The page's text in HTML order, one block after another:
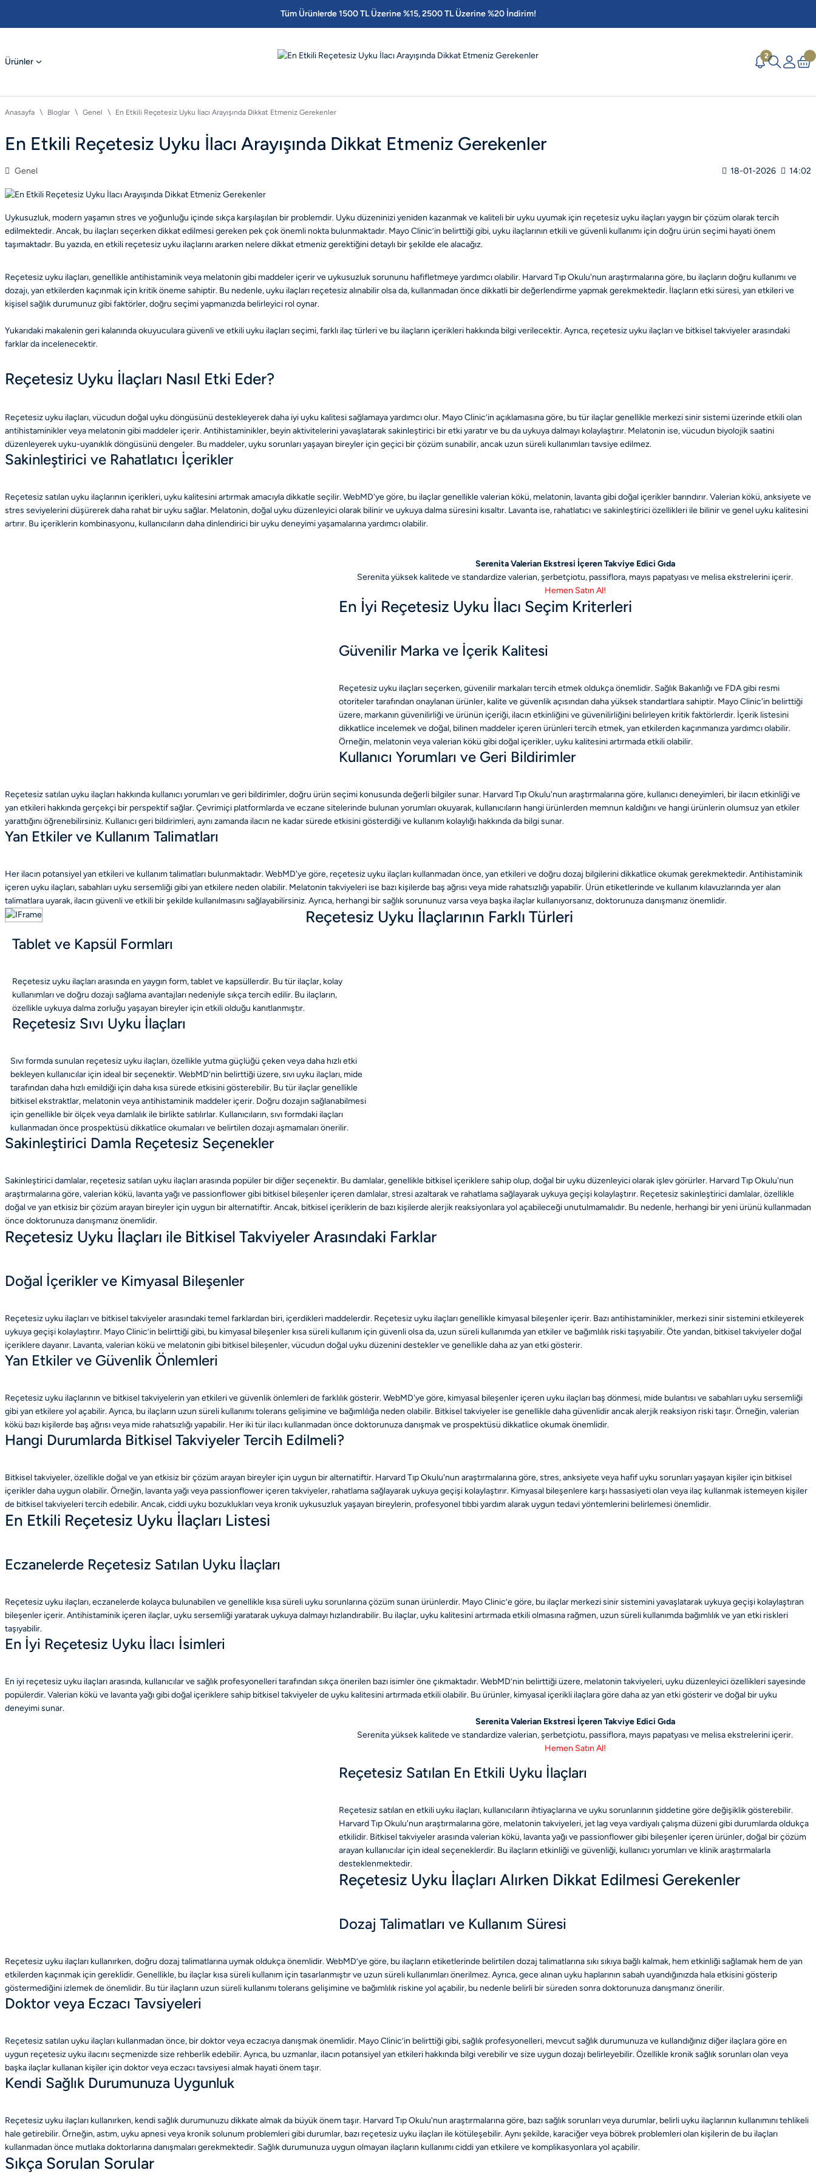
Tüm Ürünlerde 1500 TL Üzerine %15, 2500 TL Üzerine %20 İndirim!
Ürünler
2
Anasayfa Bloglar Genel En Etkili Reçetesiz Uyku İlacı Arayışında Dikkat Etmeniz Gerekenler
En Etkili Reçetesiz Uyku İlacı Arayışında Dikkat Etmeniz Gerekenler
Genel 18-01-2026 14:02
Uykusuzluk, modern yaşamın stres ve yoğunluğu içinde sıkça karşılaşılan bir problemdir. Uyku düzeninizi yeniden kazanmak ve kaliteli bir uyku uyumak için reçetesiz uyku ilaçları yaygın bir çözüm olarak tercih
edilmektedir. Ancak, bu ilaçları seçerken dikkat edilmesi gereken pek çok önemli nokta bulunmaktadır. Mayo Clinic’in belirttiği gibi, uyku ilaçlarının etkili ve güvenli kullanımı için doğru ürün seçimi hayati önem
taşımaktadır. Bu yazıda, en etkili reçetesiz uyku ilaçlarını ararken nelere dikkat etmeniz gerektiğini detaylı bir şekilde ele alacağız.
Reçetesiz uyku ilaçları, genellikle antihistaminik veya melatonin gibi maddeler içerir ve uykusuzluk sorununu hafifletmeye yardımcı olabilir. Harvard Tıp Okulu'nun araştırmalarına göre, bu ilaçların doğru kullanımı ve
dozajı, yan etkilerden kaçınmak için kritik öneme sahiptir. Bu nedenle, uyku ilaçları reçetesiz alınabilir olsa da, kullanmadan önce dikkatli bir değerlendirme yapmak gerekmektedir. İlaçların etki süresi, yan etkileri ve
kişisel sağlık durumunuz gibi faktörler, doğru seçimi yapmanızda belirleyici rol oynar.
Yukarıdaki makalenin geri kalanında okuyuculara güvenli ve etkili uyku ilaçları seçimi, farklı ilaç türleri ve bu ilaçların içerikleri hakkında bilgi verilecektir. Ayrıca, reçetesiz uyku ilaçları ve bitkisel takviyeler arasındaki
farklar da incelenecektir.
Reçetesiz Uyku İlaçları Nasıl Etki Eder?
Reçetesiz uyku ilaçları, vücudun doğal uyku döngüsünü destekleyerek daha iyi uyku kalitesi sağlamaya yardımcı olur. Mayo Clinic’in açıklamasına göre, bu tür ilaçlar genellikle merkezi sinir sistemi üzerinde etkili olan
antihistaminikler veya melatonin gibi maddeler içerir. Antihistaminikler, beyin aktivitelerini yavaşlatarak sakinleştirici bir etki yaratır ve bu da uykuya dalmayı kolaylaştırır. Melatonin ise, vücudun biyolojik saatini
düzenleyerek uyku-uyanıklık döngüsünü dengeler. Bu maddeler, uyku sorunları yaşayan bireyler için geçici bir çözüm sunabilir, ancak uzun süreli kullanımları tavsiye edilmez.
Sakinleştirici ve Rahatlatıcı İçerikler
Reçetesiz satılan uyku ilaçlarının içerikleri, uyku kalitesini artırmak amacıyla dikkatle seçilir. WebMD'ye göre, bu ilaçlar genellikle valerian kökü, melatonin, lavanta gibi doğal içerikler barındırır. Valerian kökü, anksiyete ve
stres seviyelerini düşürerek daha rahat bir uyku sağlar. Melatonin, doğal uyku düzenleyici olarak bilinir ve uykuya dalma süresini kısaltır. Lavanta ise, rahatlatıcı ve sakinleştirici özellikleri ile bilinir ve genel uyku kalitesini
artırır. Bu içeriklerin kombinasyonu, kullanıcıların daha dinlendirici bir uyku deneyimi yaşamalarına yardımcı olabilir.
Serenita Valerian Ekstresi İçeren Takviye Edici Gıda
Serenita yüksek kalitede ve standardize valerian, şerbetçiotu, passiflora, mayıs papatyası ve melisa ekstrelerini içerir.
Hemen Satın Al!
En İyi Reçetesiz Uyku İlacı Seçim Kriterleri
Güvenilir Marka ve İçerik Kalitesi
Reçetesiz uyku ilaçları seçerken, güvenilir markaları tercih etmek oldukça önemlidir. Sağlık Bakanlığı ve FDA gibi resmi
otoriteler tarafından onaylanan ürünler, kalite ve güvenlik açısından daha yüksek standartlara sahiptir. Mayo Clinic'in belirttiği
üzere, markanın güvenilirliği ve ürünün içeriği, ilacın etkinliğini ve güvenilirliğini belirleyen kritik faktörlerdir. İçerik listesini
dikkatlice incelemek ve doğal, bilinen maddeler içeren ürünleri tercih etmek, yan etkilerden kaçınmanıza yardımcı olabilir.
Örneğin, melatonin veya valerian kökü gibi doğal içerikler, uyku kalitesini artırmada etkili olabilir.
Kullanıcı Yorumları ve Geri Bildirimler
Reçetesiz satılan uyku ilaçları hakkında kullanıcı yorumları ve geri bildirimler, doğru ürün seçimi konusunda değerli bilgiler sunar. Harvard Tıp Okulu'nun araştırmalarına göre, kullanıcı deneyimleri, bir ilacın etkinliği ve
yan etkileri hakkında gerçekçi bir perspektif sağlar. Çevrimiçi platformlarda ve eczane sitelerinde bulunan yorumları okuyarak, kullanıcıların hangi ürünlerden memnun kaldığını ve hangi ürünlerin olumsuz yan etkiler
yarattığını öğrenebilirsiniz. Kullanıcı geri bildirimleri, aynı zamanda ilacın ne kadar sürede etkisini gösterdiği ve kullanım kolaylığı hakkında da bilgi sunar.
Yan Etkiler ve Kullanım Talimatları
Her ilacın potansiyel yan etkileri ve kullanım talimatları bulunmaktadır. WebMD'ye göre, reçetesiz uyku ilaçları kullanmadan önce, yan etkileri ve doğru dozaj bilgilerini dikkatlice okumak gerekmektedir. Antihistaminik
içeren uyku ilaçları, sabahları uyku sersemliği gibi yan etkilere neden olabilir. Melatonin takviyeleri ise bazı kişilerde baş ağrısı veya mide rahatsızlığı yapabilir. Ürün etiketlerinde ve kullanım kılavuzlarında yer alan
talimatlara uyarak, ilacın güvenli ve etkili bir şekilde kullanılmasını sağlayabilirsiniz. Ayrıca, herhangi bir sağlık sorununuz varsa veya başka ilaçlar kullanıyorsanız, doktorunuza danışmanız önemlidir.
Reçetesiz Uyku İlaçlarının Farklı Türleri
Tablet ve Kapsül Formları
Reçetesiz uyku ilaçları arasında en yaygın form, tablet ve kapsüllerdir. Bu tür ilaçlar, kolay
kullanımları ve doğru dozajı sağlama avantajları nedeniyle sıkça tercih edilir. Bu ilaçların,
özellikle uykuya dalma zorluğu yaşayan bireyler için etkili olduğu kanıtlanmıştır.
Reçetesiz Sıvı Uyku İlaçları
Sıvı formda sunulan reçetesiz uyku ilaçları, özellikle yutma güçlüğü çeken veya daha hızlı etki
bekleyen kullanıcılar için ideal bir seçenektir. WebMD’nin belirttiği üzere, sıvı uyku ilaçları, mide
tarafından daha hızlı emildiği için daha kısa sürede etkisini gösterebilir. Bu tür ilaçlar genellikle
bitkisel ekstraktlar, melatonin veya antihistaminik maddeler içerir. Doğru dozajın sağlanabilmesi
için genellikle bir ölçek veya damlalık ile birlikte satılırlar. Kullanıcıların, sıvı formdaki ilaçları
kullanmadan önce prospektüsü dikkatlice okumaları ve belirtilen dozajı aşmamaları önerilir.
Sakinleştirici Damla Reçetesiz Seçenekler
Sakinleştirici damlalar, reçetesiz satılan uyku ilaçları arasında popüler bir diğer seçenektir. Bu damlalar, genellikle bitkisel içeriklere sahip olup, doğal bir uyku düzenleyici olarak işlev görürler. Harvard Tıp Okulu'nun
araştırmalarına göre, valerian kökü, lavanta yağı ve passionflower gibi bitkisel bileşenler içeren damlalar, stresi azaltarak ve rahatlama sağlayarak uykuya geçişi kolaylaştırır. Reçetesiz sakinleştirici damlalar, özellikle
doğal ve yan etkisiz bir çözüm arayan bireyler için uygun bir alternatiftir. Ancak, bitkisel içeriklerin de bazı kişilerde alerjik reaksiyonlara yol açabileceği unutulmamalıdır. Bu nedenle, herhangi bir yeni ürünü kullanmadan
önce doktorunuza danışmanız önemlidir.
Reçetesiz Uyku İlaçları ile Bitkisel Takviyeler Arasındaki Farklar
Doğal İçerikler ve Kimyasal Bileşenler
Reçetesiz uyku ilaçları ve bitkisel takviyeler arasındaki temel farklardan biri, içerdikleri maddelerdir. Reçetesiz uyku ilaçları genellikle kimyasal bileşenler içerir. Bazı antihistaminikler, merkezi sinir sistemini etkileyerek
uykuya geçişi kolaylaştırır. Mayo Clinic’in belirttiği gibi, bu kimyasal bileşenler kısa süreli kullanım için güvenli olsa da, uzun süreli kullanımda yan etkiler ve bağımlılık riski taşıyabilir. Öte yandan, bitkisel takviyeler doğal
içeriklere dayanır. Lavanta, valerian kökü ve melatonin gibi bitkisel bileşenler, vücudun doğal uyku düzenini destekler ve genellikle daha az yan etki gösterir.
Yan Etkiler ve Güvenlik Önlemleri
Reçetesiz uyku ilaçlarının ve bitkisel takviyelerin yan etkileri ve güvenlik önlemleri de farklılık gösterir. WebMD'ye göre, kimyasal bileşenler içeren uyku ilaçları baş dönmesi, mide bulantısı ve sabahları uyku sersemliği
gibi yan etkilere yol açabilir. Ayrıca, bu ilaçların uzun süreli kullanımı tolerans gelişimine ve bağımlılığa neden olabilir. Bitkisel takviyeler ise genellikle daha güvenlidir ancak alerjik reaksiyon riski taşır. Örneğin, valerian
kökü bazı kişilerde baş ağrısı veya mide rahatsızlığı yapabilir. Her iki tür ilacı kullanmadan önce doktorunuza danışmak ve prospektüsü dikkatlice okumak önemlidir.
Hangi Durumlarda Bitkisel Takviyeler Tercih Edilmeli?
Bitkisel takviyeler, özellikle doğal ve yan etkisiz bir çözüm arayan bireyler için uygun bir alternatiftir. Harvard Tıp Okulu'nun araştırmalarına göre, stres, anksiyete veya hafif uyku sorunları yaşayan kişiler için bitkisel
içerikler daha uygun olabilir. Örneğin, lavanta yağı veya passionflower içeren takviyeler, rahatlama sağlayarak uykuya geçişi kolaylaştırır. Kimyasal bileşenlere karşı hassasiyeti olan veya ilaç kullanmak istemeyen kişiler
de bitkisel takviyeleri tercih edebilir. Ancak, ciddi uyku bozuklukları veya kronik uykusuzluk yaşayan bireylerin, profesyonel tıbbi yardım alarak uygun tedavi yöntemlerini belirlemesi önemlidir.
En Etkili Reçetesiz Uyku İlaçları Listesi
Eczanelerde Reçetesiz Satılan Uyku İlaçları
Reçetesiz uyku ilaçları, eczanelerde kolayca bulunabilen ve genellikle kısa süreli uyku sorunlarına çözüm sunan ürünlerdir. Mayo Clinic’e göre, bu ilaçlar merkezi sinir sistemini yavaşlatarak uykuya geçişi kolaylaştıran
bileşenler içerir. Antihistaminik içeren ilaçlar, uyku sersemliği yaratarak uykuya dalmayı hızlandırabilir. Bu ilaçlar, uyku kalitesini artırmada etkili olmasına rağmen, uzun süreli kullanımda bağımlılık ve yan etki riskleri
taşıyabilir.
En İyi Reçetesiz Uyku İlacı İsimleri
En iyi reçetesiz uyku ilaçları arasında, kullanıcılar ve sağlık profesyonelleri tarafından sıkça önerilen bazı isimler öne çıkmaktadır. WebMD’nin belirttiği üzere, melatonin takviyeleri, uyku düzenleyici özellikleri sayesinde
popülerdir. Valerian kökü ve lavanta yağı gibi doğal içeriklere sahip bitkisel takviyeler de uyku kalitesini artırmada etkili olabilir. Bu ürünler, kimyasal içerikli ilaçlara göre daha az yan etki gösterir ve doğal bir uyku
deneyimi sunar.
Serenita Valerian Ekstresi İçeren Takviye Edici Gıda
Serenita yüksek kalitede ve standardize valerian, şerbetçiotu, passiflora, mayıs papatyası ve melisa ekstrelerini içerir.
Hemen Satın Al!
Reçetesiz Satılan En Etkili Uyku İlaçları
Reçetesiz satılan en etkili uyku ilaçları, kullanıcıların ihtiyaçlarına ve uyku sorunlarının şiddetine göre değişiklik gösterebilir.
Harvard Tıp Okulu'nun araştırmalarına göre, melatonin takviyeleri, jet lag veya vardiyalı çalışma düzeni gibi durumlarda oldukça
etkilidir. Bitkisel takviyeler arasında valerian kökü, lavanta yağı ve passionflower gibi bileşenler içeren ürünler, doğal bir çözüm
arayan kullanıcılar için ideal seçeneklerdir. Bu ilaçların etkinliği ve güvenliği, kullanıcı yorumları ve klinik araştırmalarla
desteklenmektedir.
Reçetesiz Uyku İlaçları Alırken Dikkat Edilmesi Gerekenler
Dozaj Talimatları ve Kullanım Süresi
Reçetesiz uyku ilaçları kullanırken, doğru dozaj talimatlarına uymak oldukça önemlidir. WebMD’ye göre, bu ilaçların etiketlerinde belirtilen dozaj talimatlarına sıkı sıkıya bağlı kalmak, hem etkinliği sağlamak hem de yan
etkilerden kaçınmak için gereklidir. Genellikle, bu ilaçlar kısa süreli kullanım için tasarlanmıştır ve uzun süreli kullanımları önerilmez. Ayrıca, gece alınan uyku haplarının sabah uyandığınızda hala etkisini gösterip
göstermediğini izlemek de önemlidir. Bu tür ilaçların uzun süreli kullanımı tolerans gelişimine ve bağımlılık riskine yol açabilir, bu nedenle belirli bir süreden sonra doktorunuza danışmanız önerilir.
Doktor veya Eczacı Tavsiyeleri
Reçetesiz satılan uyku ilaçları kullanmadan önce, bir doktor veya eczacıya danışmak önemlidir. Mayo Clinic’in belirttiği gibi, sağlık profesyonelleri, mevcut sağlık durumunuza ve kullandığınız diğer ilaçlara göre en
uygun reçetesiz uyku ilacını seçmenizde size rehberlik edebilir. Ayrıca, bu uzmanlar, ilacın potansiyel yan etkileri hakkında bilgi verebilir ve size uygun dozajı belirleyebilir. Özellikle kronik sağlık sorunları olan veya
başka ilaçlar kullanan kişiler için doktor veya eczacı tavsiyesi almak hayati önem taşır.
Kendi Sağlık Durumunuza Uygunluk
Reçetesiz uyku ilaçları kullanırken, kendi sağlık durumunuzu dikkate almak da büyük önem taşır. Harvard Tıp Okulu'nun araştırmalarına göre, bazı sağlık sorunları veya durumlar, belirli uyku ilaçlarının kullanımını tehlikeli
hale getirebilir. Örneğin, astım, uyku apnesi veya kronik solunum problemleri gibi durumlar, bazı reçetesiz uyku ilaçları ile kötüleşebilir. Aynı şekilde, karaciğer veya böbrek problemleri olan kişilerin de bu ilaçları
kullanmadan önce mutlaka doktorlarına danışmaları gerekmektedir. Sağlık durumunuza uygun olmayan ilaçların kullanımı ciddi yan etkilere ve komplikasyonlara yol açabilir.
Sıkça Sorulan Sorular